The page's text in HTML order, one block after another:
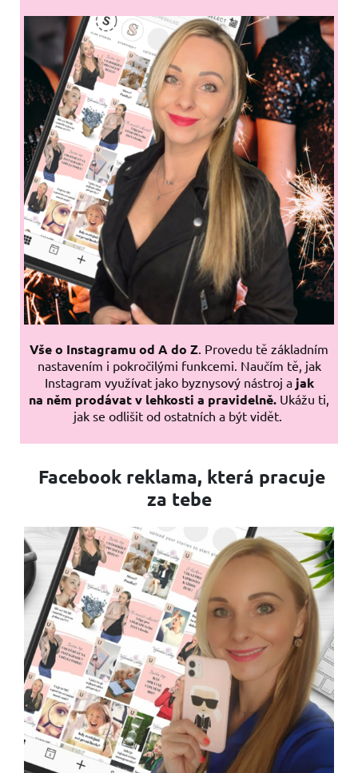
Vše o Instagramu od A do Z. Provedu tě základním
nastavením i pokročilými funkcemi. Naučím tě, jak
Instagram využívat jako byznysový nástroj a jak
na něm prodávat v lehkosti a pravidelně. Ukážu ti,
jak se odlišit od ostatních a být vidět.
Facebook reklama, která pracuje
za tebe